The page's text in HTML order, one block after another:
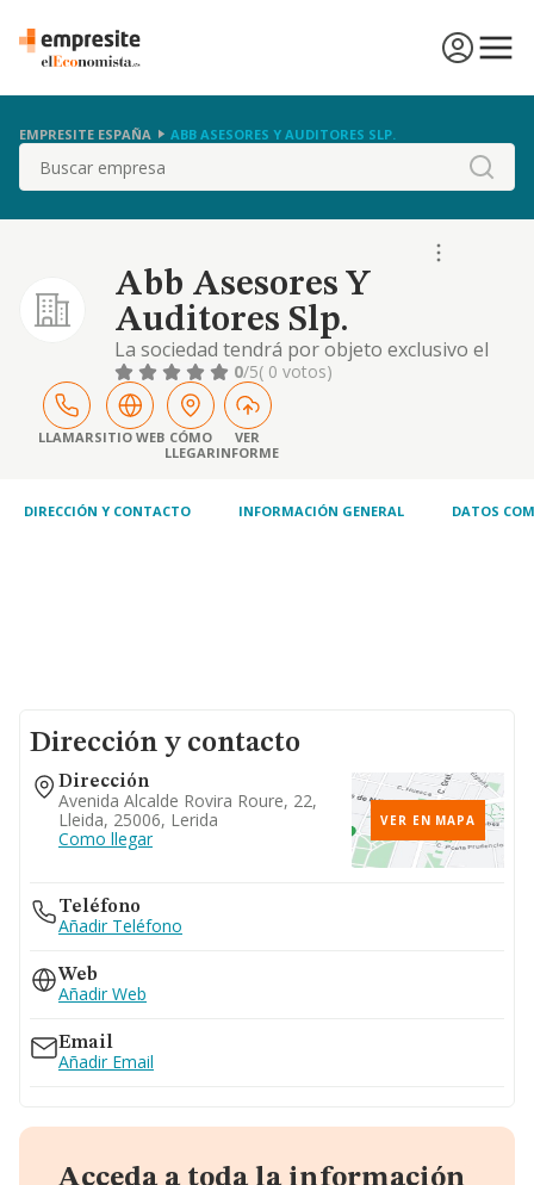
EMPRESITE ESPAÑA ABB ASESORES Y AUDITORES SLP.
Buscar
Abb Asesores Y
Auditores Slp.
La sociedad tendrá por objeto exclusivo el
ejercicio de las siguientes actividades
profesionales: 1. la actividad profesional de
auditoría de cuentas. 2. la actividad
profesional de economista en su sentido
más amplio
0/5( 0 votos)
LLAMARSITIO WEB CÓMO
LLEGAR
VER
INFORME
DIRECCIÓN Y CONTACTO INFORMACIÓN GENERAL DATOS
Dirección y contacto
Dirección
Avenida Alcalde Rovira Roure, 22,
Lleida, 25006, Lerida
Como llegar
VER EN MAPA
Teléfono
Añadir Teléfono
Web
Añadir Web
Email
Añadir Email
Acceda a toda la información